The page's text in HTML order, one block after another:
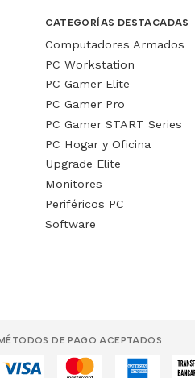
CATEGORÍAS DESTACADAS
Computadores Armados
PC Workstation
PC Gamer Elite
PC Gamer Pro
PC Gamer START Series
PC Hogar y Oficina
Upgrade Elite
Monitores
Periféricos PC
Software
DE PAGO ACEPTADOS